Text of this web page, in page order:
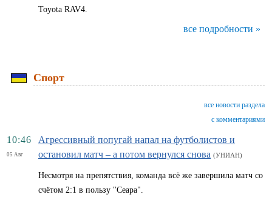
Toyota RAV4.
все подробности »
Спорт
все новости раздела
с комментариями
10:46
05 Авг
Агрессивный попугай напал на футболистов и
остановил матч – а потом вернулся снова (УНИАН)
Несмотря на препятствия, команда всё же завершила матч со
счётом 2:1 в пользу "Сеара".